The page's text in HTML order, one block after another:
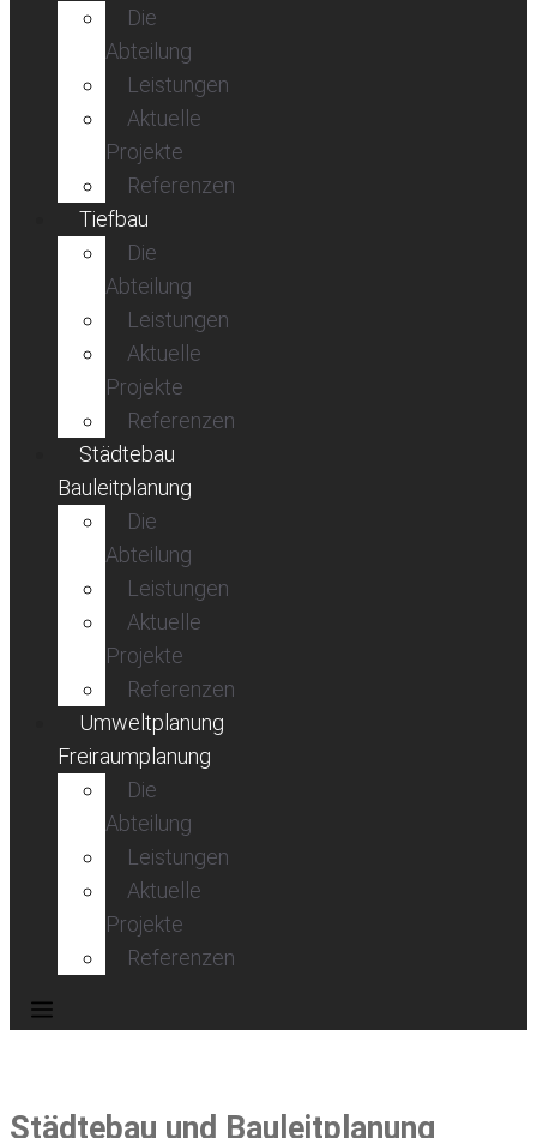
Die
Abteilung
Leistungen
Aktuelle
Projekte
Referenzen
Tiefbau
Die
Abteilung
Leistungen
Aktuelle
Projekte
Referenzen
Städtebau
Bauleitplanung
Die
Abteilung
Leistungen
Aktuelle
Projekte
Referenzen
Umweltplanung
Freiraumplanung
Die
Abteilung
Leistungen
Aktuelle
Projekte
Referenzen
Städtebau und Bauleitplanung